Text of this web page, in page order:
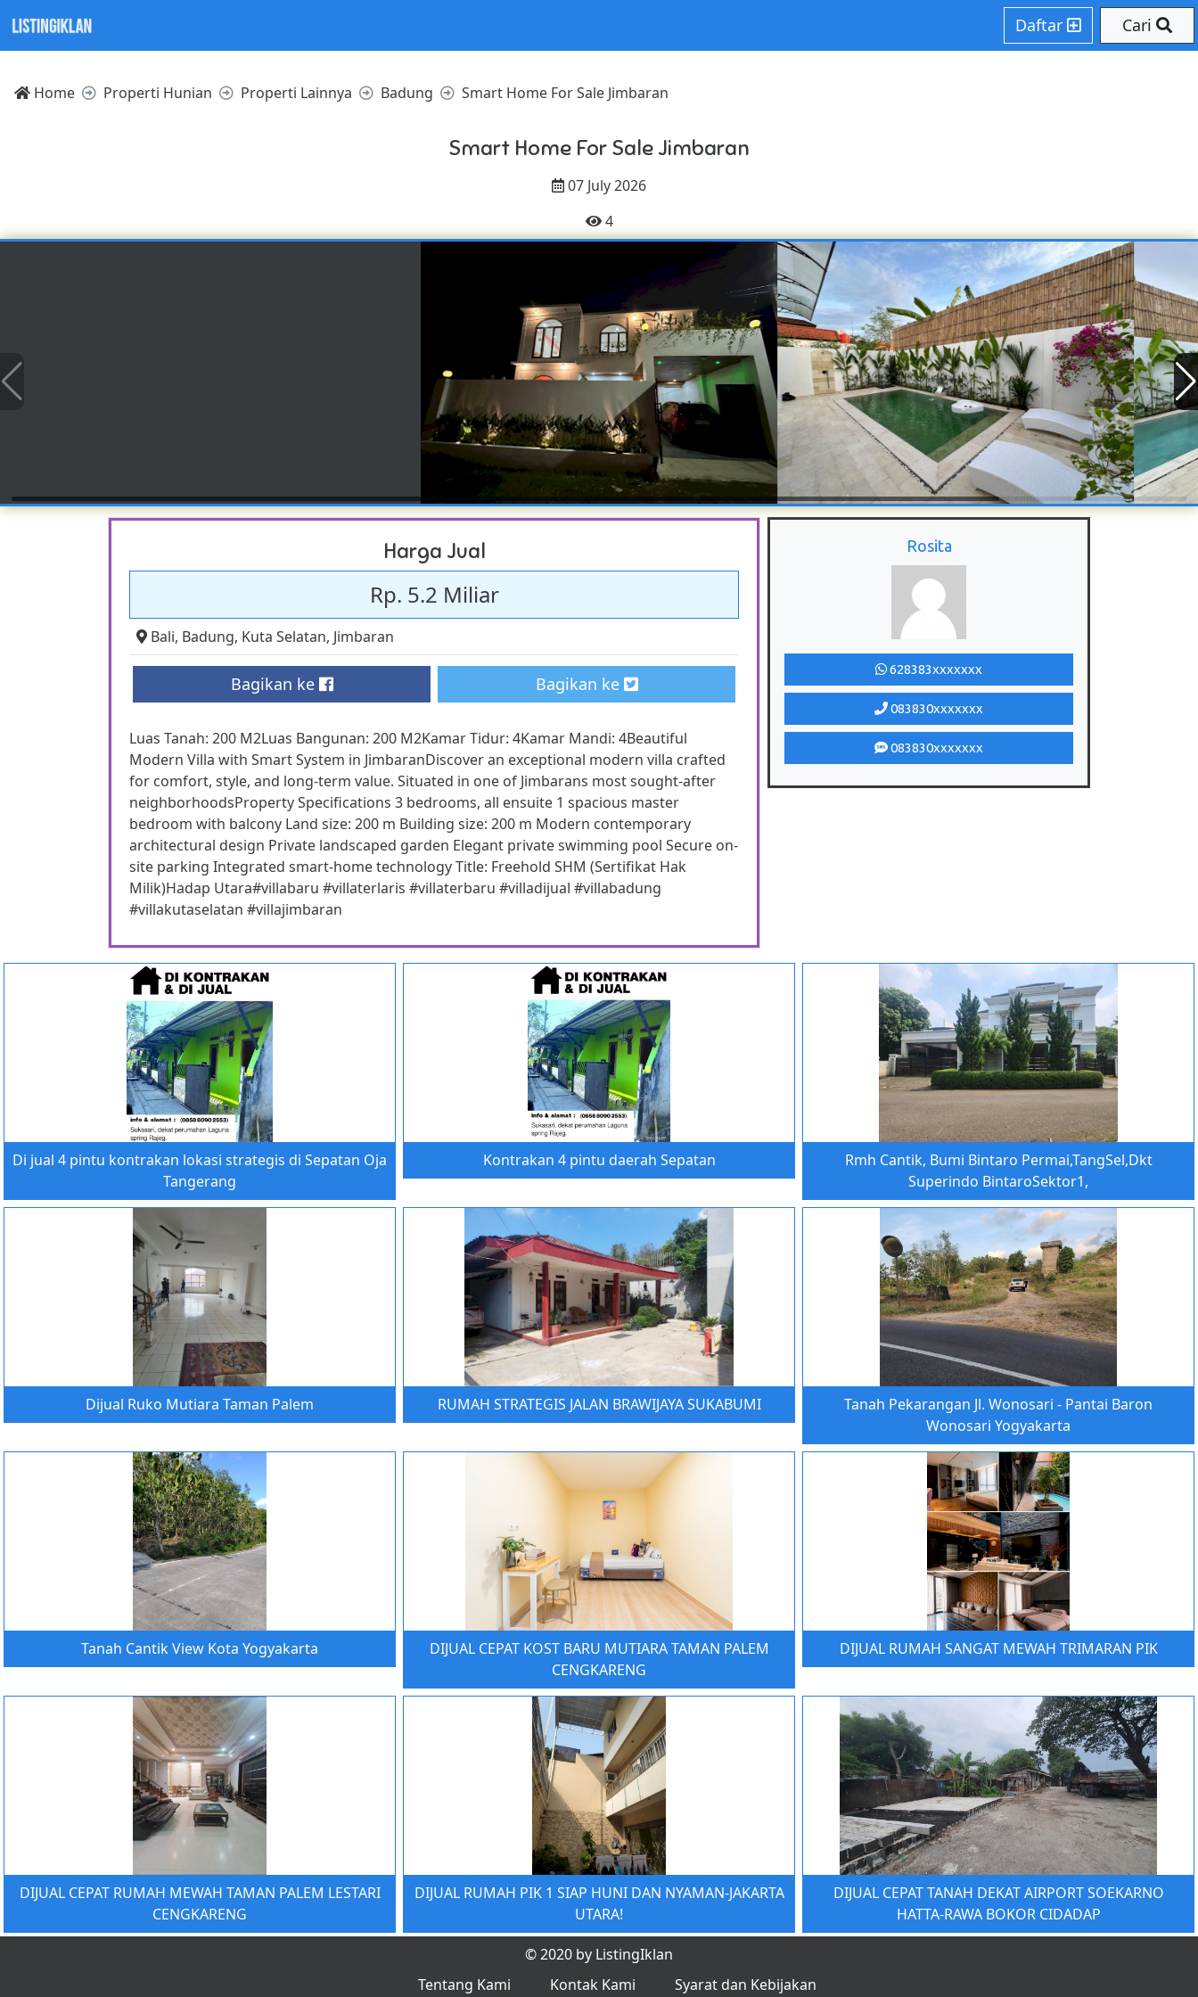
Daftar Cari
Home Properti Hunian Properti Lainnya Badung Smart Home For Sale Jimbaran
Smart Home For Sale Jimbaran
07 July 2026
4
Harga Jual
Rp. 5.2 Miliar
Bali, Badung, Kuta Selatan, Jimbaran
Bagikan ke Bagikan ke
Luas Tanah: 200 M2Luas Bangunan: 200 M2Kamar Tidur: 4Kamar Mandi: 4Beautiful
Modern Villa with Smart System in JimbaranDiscover an exceptional modern villa crafted
for comfort, style, and long-term value. Situated in one of Jimbarans most sought-after
neighborhoodsProperty Specifications 3 bedrooms, all ensuite 1 spacious master
bedroom with balcony Land size: 200 m Building size: 200 m Modern contemporary
architectural design Private landscaped garden Elegant private swimming pool Secure on-
site parking Integrated smart-home technology Title: Freehold SHM (Sertifikat Hak
Milik)Hadap Utara#villabaru #villaterlaris #villaterbaru #villadijual #villabadung
#villakutaselatan #villajimbaran
Rosita
628383xxxxxxx
083830xxxxxxx
083830xxxxxxx
Di jual 4 pintu kontrakan lokasi strategis di Sepatan Oja
Tangerang
Kontrakan 4 pintu daerah Sepatan
Rmh Cantik, Bumi Bintaro Permai,TangSel,Dkt
Superindo BintaroSektor1,
Dijual Ruko Mutiara Taman Palem RUMAH STRATEGIS JALAN BRAWIJAYA SUKABUMI
Tanah Pekarangan Jl. Wonosari - Pantai Baron
Wonosari Yogyakarta
Tanah Cantik View Kota Yogyakarta
DIJUAL CEPAT KOST BARU MUTIARA TAMAN PALEM
CENGKARENG
DIJUAL RUMAH SANGAT MEWAH TRIMARAN PIK
DIJUAL CEPAT RUMAH MEWAH TAMAN PALEM LESTARI
CENGKARENG
DIJUAL RUMAH PIK 1 SIAP HUNI DAN NYAMAN-JAKARTA
UTARA!
DIJUAL CEPAT TANAH DEKAT AIRPORT SOEKARNO
HATTA-RAWA BOKOR CIDADAP
© 2020 by ListingIklan
Tentang Kami
Kontak Kami Syarat dan Kebijakan